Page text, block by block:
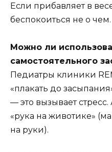
Если прибавляет в
беспокоиться не о чем.
Можно ли
самостоятельного
Педиатры клиники
«плакать до
— это вызывает
«рука на животике»
на руки).